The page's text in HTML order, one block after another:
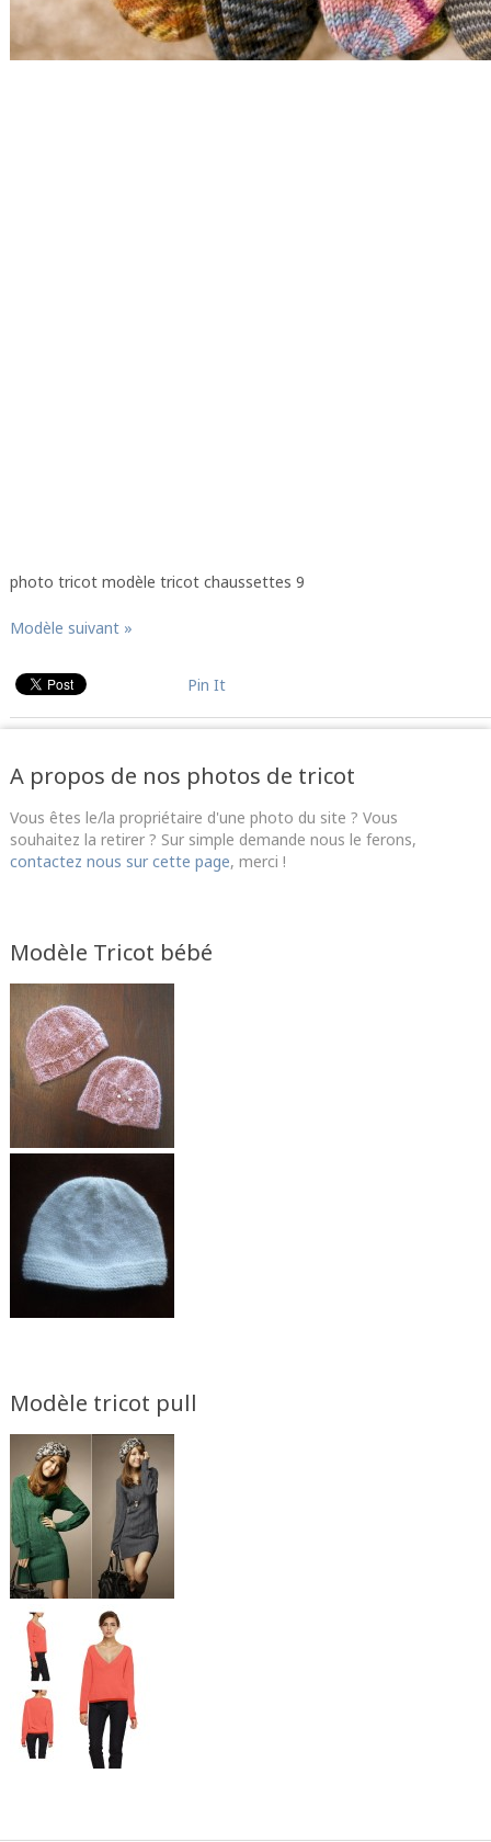
photo tricot modèle tricot chaussettes 9
Modèle suivant »
Pin It
A propos de nos photos de tricot
Vous êtes le/la propriétaire d'une photo du site ? Vous
souhaitez la retirer ? Sur simple demande nous le ferons,
contactez nous sur cette page, merci !
Modèle Tricot bébé
Modèle tricot pull